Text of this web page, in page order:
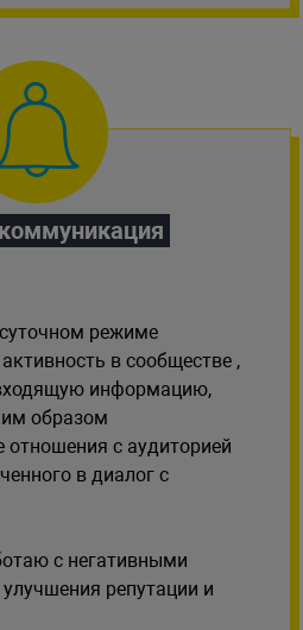
режиме
в сообществе ,
информацию,
образом
отношения с аудиторией
в диалог с
с негативными
репутации и